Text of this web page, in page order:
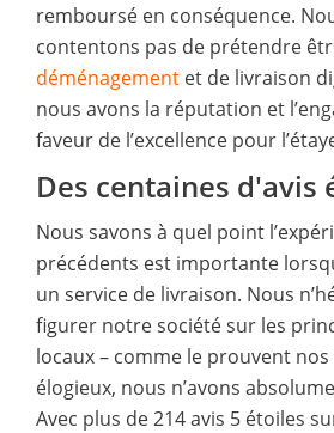
remboursé en conséquence.
contentons pas de prétendre
déménagement et de livraison
nous avons la réputation et
faveur de l’excellence pour
Des centaines d'avis
Nous savons à quel point
précédents est importante
un service de livraison. Nous
figurer notre société sur les
locaux – comme le prouvent
élogieux, nous n’avons
Avec plus de 214 avis 5 étoiles